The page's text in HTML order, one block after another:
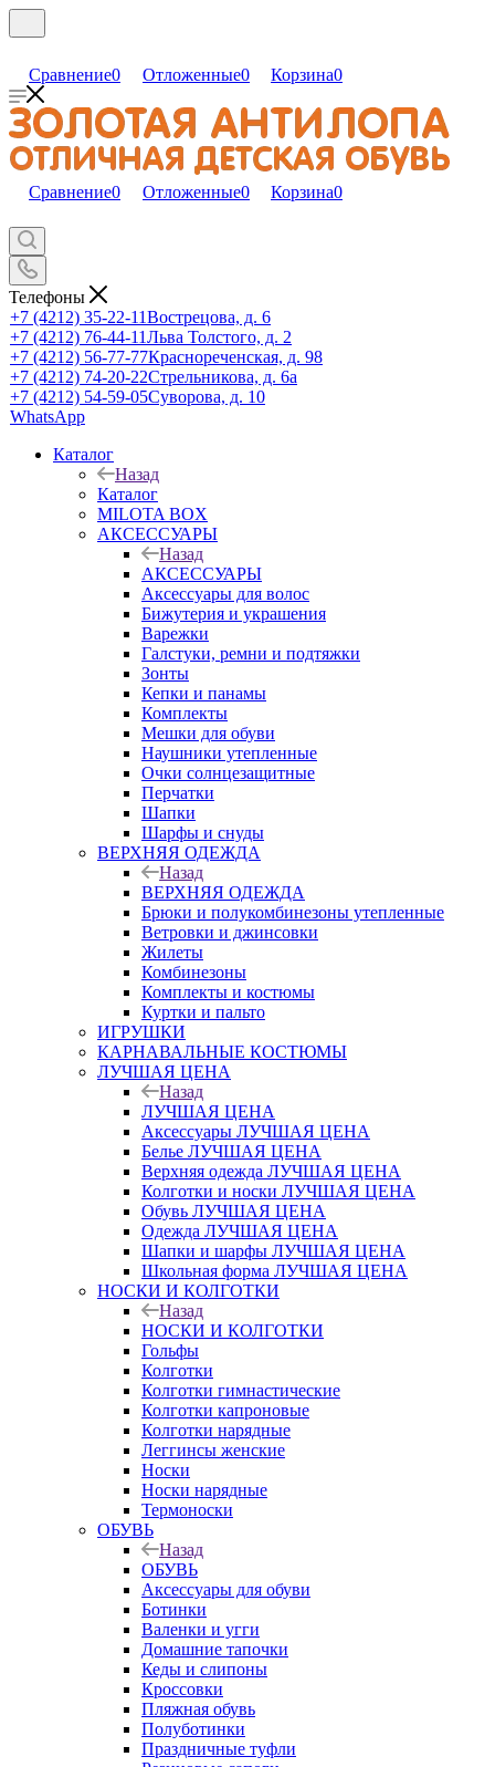
Сравнение0 Отложенные0 Корзина0
Сравнение0 Отложенные0 Корзина0
Телефоны
+7 (4212) 35-22-11Вострецова, д. 6
+7 (4212) 76-44-11Льва Толстого, д. 2
+7 (4212) 56-77-77Краснореченская, д. 98
+7 (4212) 74-20-22Стрельникова, д. 6а
+7 (4212) 54-59-05Суворова, д. 10
WhatsApp
Каталог
Назад
Каталог
MILOTA BOX
АКСЕССУАРЫ
Назад
АКСЕССУАРЫ
Аксессуары для волос
Бижутерия и украшения
Варежки
Галстуки, ремни и подтяжки
Зонты
Кепки и панамы
Комплекты
Мешки для обуви
Наушники утепленные
Очки солнцезащитные
Перчатки
Шапки
Шарфы и снуды
ВЕРХНЯЯ ОДЕЖДА
Назад
ВЕРХНЯЯ ОДЕЖДА
Брюки и полукомбинезоны утепленные
Ветровки и джинсовки
Жилеты
Комбинезоны
Комплекты и костюмы
Куртки и пальто
ИГРУШКИ
КАРНАВАЛЬНЫЕ КОСТЮМЫ
ЛУЧШАЯ ЦЕНА
Назад
ЛУЧШАЯ ЦЕНА
Аксессуары ЛУЧШАЯ ЦЕНА
Белье ЛУЧШАЯ ЦЕНА
Верхняя одежда ЛУЧШАЯ ЦЕНА
Колготки и носки ЛУЧШАЯ ЦЕНА
Обувь ЛУЧШАЯ ЦЕНА
Одежда ЛУЧШАЯ ЦЕНА
Шапки и шарфы ЛУЧШАЯ ЦЕНА
Школьная форма ЛУЧШАЯ ЦЕНА
НОСКИ И КОЛГОТКИ
Назад
НОСКИ И КОЛГОТКИ
Гольфы
Колготки
Колготки гимнастические
Колготки капроновые
Колготки нарядные
Леггинсы женские
Носки
Носки нарядные
Термоноски
ОБУВЬ
Назад
ОБУВЬ
Аксессуары для обуви
Ботинки
Валенки и угги
Домашние тапочки
Кеды и слипоны
Кроссовки
Пляжная обувь
Полуботинки
Праздничные туфли